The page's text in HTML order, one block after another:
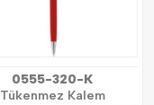
0555-320-K
Tükenmez Kalem